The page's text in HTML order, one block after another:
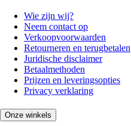
Wie zijn wij?
Neem contact op
Verkoopvoorwaarden
Retourneren en terugbetalen
Juridische disclaimer
Betaalmethoden
Prijzen en leveringsopties
Privacy verklaring
Onze winkels